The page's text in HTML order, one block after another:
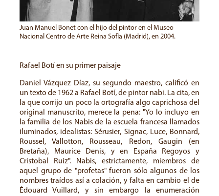
Juan Manuel Bonet con el hijo del pintor en el Museo
Nacional Centro de Arte Reina Sofía (Madrid), en 2004.
Rafael Botí en su primer paisaje
Daniel Vázquez Díaz, su segundo maestro, calificó en
un texto de 1962 a Rafael Botí, de pintor nabi. La cita, en
la que corrijo un poco la ortografía algo caprichosa del
original manuscrito, merece la pena: "Yo lo incluyo en
la familia de los Nabis de la escuela francesa llamados
iluminados, idealistas: Sérusier, Signac, Luce, Bonnard,
Roussel, Vallotton, Rousseau, Redon, Gaugin (en
Bretaña), Maurice Denis, y en España Regoyos y
Cristobal Ruiz". Nabis, estrictamente, miembros de
aquel grupo de "profetas" fueron sólo algunos de los
nombres traídos así a colación, y falta en cambio el de
Édouard Vuillard, y sin embargo la enumeración